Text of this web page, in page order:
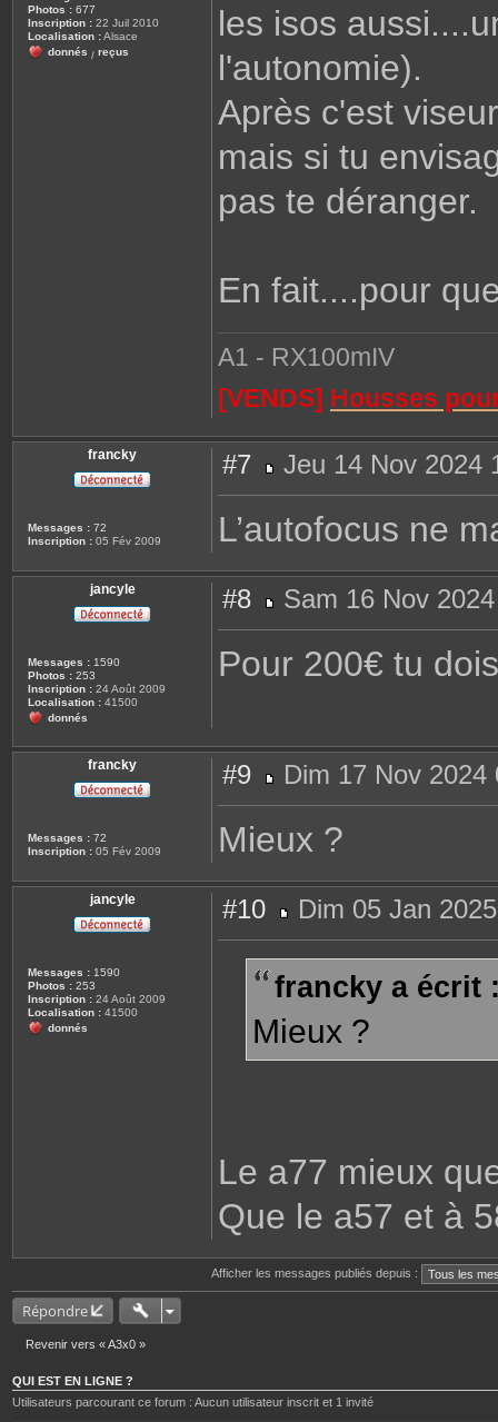
Photos : 677
Inscription : 22 Juil 2010
Localisation :Alsace
donnés / reçus
les isos
l'autonomie).
Après c'est
mais si tu
pas te déranger.
En fait....pour
A1 - RX100mIV
[VENDS] Housses
francky
Messages : 72
Inscription : 05 Fév 2009
#7
e
a
Jeu 14 Nov 2024
L’autofocus ne
jancyle
Messages : 1590
Photos : 253
Inscription : 24 Août 2009
Localisation : 41500
donnés
#8
e
Sam 16 Nov
Pour 200€ tu
francky
Messages : 72
Inscription : 05 Fév 2009
#9
e
Dim 17 Nov 2024
Mieux ?
jancyle
Messages : 1590
Photos : 253
Inscription : 24 Août 2009
Localisation : 41500
donnés
#10
e
g
Dim 05 Jan
francky a écrit
Mieux ?
Le a77 mieux
Que le a57 et à
Afficher les messages publiés depuis :
Répondre
Revenir vers « A3x0 »
QUI EST EN LIGNE ?
Utilisateurs parcourant ce forum : Aucun utilisateur inscrit et 1 invité